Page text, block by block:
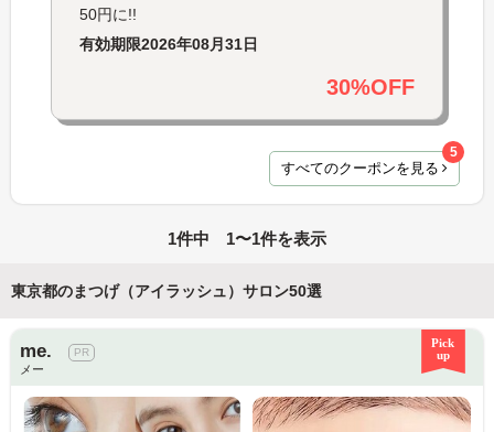
50円に!!
有効期限2026年08月31日
30%OFF
すべてのクーポンを見る
5
1件中 1〜1件を表示
東京都のまつげ（アイラッシュ）サロン50選
me.
メー